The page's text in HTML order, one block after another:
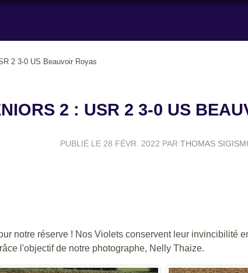
2 3-0 US Beauvoir Royas
2 : USR 2 3-0 US
PUBLIÉ LE 28 FÉVR. 2022 PAR THOMAS
notre réserve ! Nos Violets conservent leur invincibilité
l'objectif de notre photographe, Nelly Thaize.